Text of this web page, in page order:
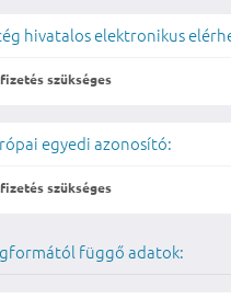
hivatalos elektronikus
szükséges
egyedi azonosító:
szükséges
függő adatok: